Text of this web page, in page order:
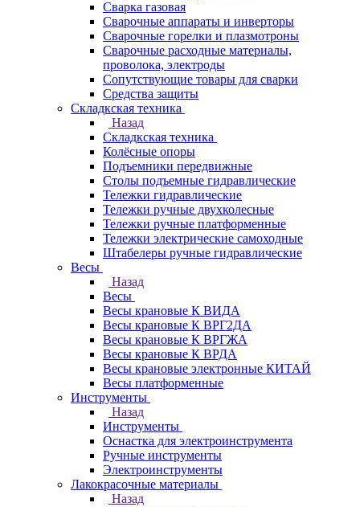
Сварка газовая
Сварочные аппараты и инверторы
Сварочные горелки и плазмотроны
Сварочные расходные материалы,
проволока, электроды
Сопутствующие товары для сварки
Средства защиты
Складкская техника
Назад
Складкская техника
Колёсные опоры
Подъемники передвижные
Столы подъемные гидравлические
Тележки гидравлические
Тележки ручные двухколесные
Тележки ручные платформенные
Тележки электрические самоходные
Штабелеры ручные гидравлические
Весы
Назад
Весы
Весы крановые К ВИДА
Весы крановые К ВРГ2ДА
Весы крановые К ВРГЖА
Весы крановые К ВРДА
Весы крановые электронные КИТАЙ
Весы платформенные
Инструменты
Назад
Инструменты
Оснастка для электроинструмента
Ручные инструменты
Электроинструменты
Лакокрасочные материалы
Назад